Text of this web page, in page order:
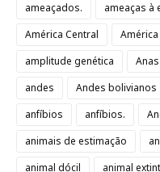
ameaçados.
ameaças à
América Central
amplitude genética
andes
Andes bolivianos
anfíbios
anfíbios.
animais de estimação
animal dócil
animal